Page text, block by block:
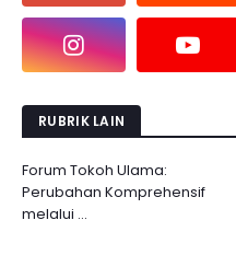
RUBRIK LAIN
Forum Tokoh Ulama:
Perubahan Komprehensif
melalui ...